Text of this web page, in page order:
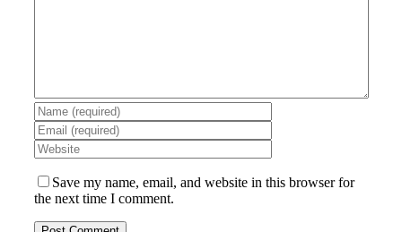
Save my name, email, and website in this browser for
the next time I comment.